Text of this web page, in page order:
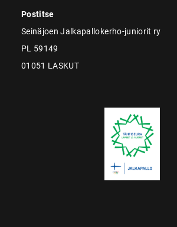
Postitse
Seinäjoen Jalkapallokerho-juniorit ry
PL 59149
01051 LASKUT